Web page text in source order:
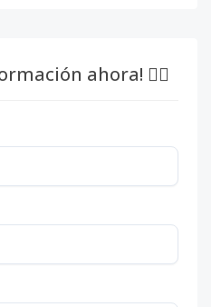
ahora! 👇🏽